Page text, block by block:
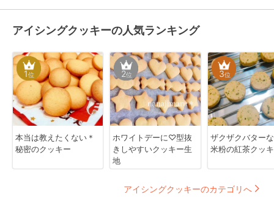
アイシングクッキーの人気ランキング
1位
本当は教えたくない＊
秘密のクッキー
2位
ホワイトデーに♡型抜
きしやすいクッキー生
地
3位
ザクザクバター
米粉の紅茶クッ
アイシングクッキーのカテゴリへ